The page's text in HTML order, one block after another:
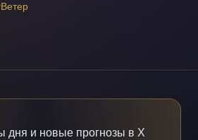
Ветер
дня и новые прогнозы в X